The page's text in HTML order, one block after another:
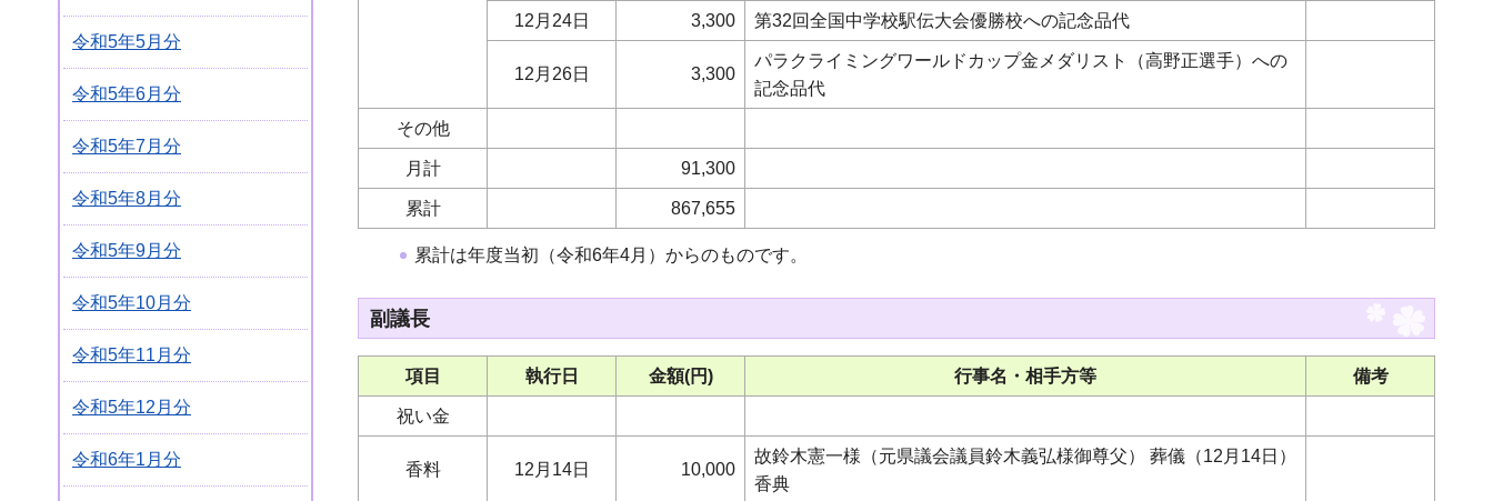
令和5年5月分
令和5年6月分
令和5年7月分
令和5年8月分
令和5年9月分
令和5年10月分
令和5年11月分
令和5年12月分
令和6年1月分
12月24日 3,300 第32回全国中学校駅伝大会優勝校への記念品代
12月26日 3,300
パラクライミングワールドカップ金メダリスト（高野正選手）への
記念品代
その他
月計 91,300
累計 867,655
累計は年度当初（令和6年4月）からのものです。
副議長
項目 執行日 金額(円) 行事名・相手方等 備考
祝い金
香料 12月14日 10,000
故鈴木憲一様（元県議会議員鈴木義弘様御尊父） 葬儀（12月14日）
香典